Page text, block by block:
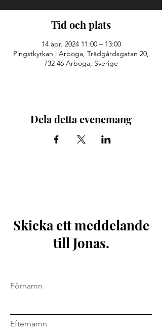
Tid och plats
14 apr. 2024 11:00 – 13:00
Pingstkyrkan i Arboga, Trädgårdsgatan 20,
732 46 Arboga, Sverige
Dela detta evenemang
Skicka ett meddelande
till Jonas.
Förnamn
Efternamn